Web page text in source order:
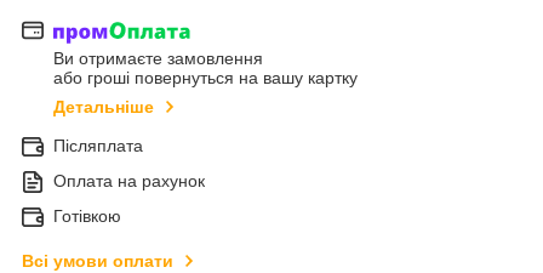
Ви отримаєте замовлення
або гроші повернуться на вашу картку
Детальніше
Післяплата
Оплата на рахунок
Готівкою
Всі умови оплати